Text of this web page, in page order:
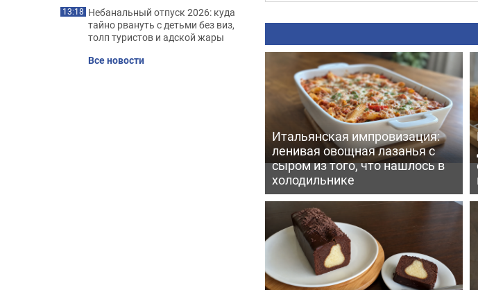
Итальянская импровизация:
ленивая овощная лазанья с
сыром из того, что нашлось в
холодильнике
13:18 Небанальный отпуск 2026: куда
тайно рвануть с детьми без виз,
толп туристов и адской жары
Все новости